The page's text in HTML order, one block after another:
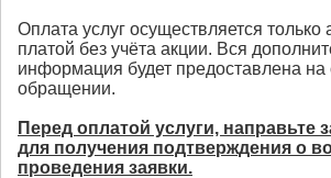
Оплата услуг осуществляется только
платой без учёта акции. Вся
информация будет предоставлена на
обращении.
Перед оплатой услуги, направьте
для получения подтверждения о
проведения заявки.